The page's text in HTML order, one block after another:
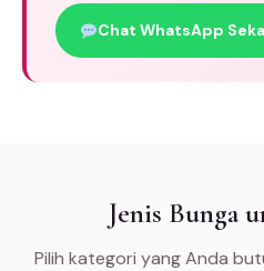
Chat WhatsApp
Jenis Bunga
Pilih kategori yang Anda